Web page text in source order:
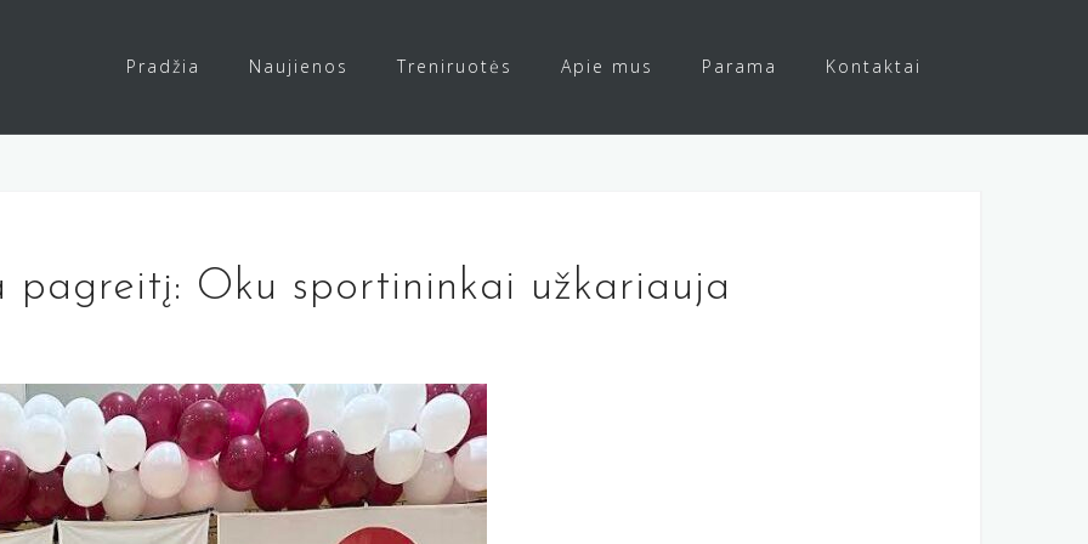
Pradžia Naujienos Treniruotės Apie mus Parama Kontaktai
Oku sportininkai užkariauja